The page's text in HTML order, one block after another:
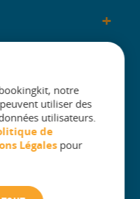
Sell
+
notre
utiliser des
utilisateurs.
de
Légalespour